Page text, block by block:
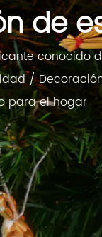
de
conocido
/
para el hogar